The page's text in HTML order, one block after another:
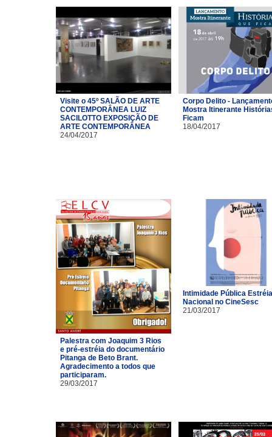
Visite o 45º SALÃO DE ARTE
CONTEMPORÂNEA LUIZ
SACILOTTO EXPOSIÇÃO DE
ARTE CONTEMPORÂNEA
24/04/2017
Corpo Delito -
Mostra Itinerante
Ficam
18/04/2017
Palestra com Joaquim 3 Rios
e pré-estréia do documentário
Pitanga de Beto Brant.
Agradecimento a todos que
participaram.
29/03/2017
Intimidade Pública Estréia
Nacional no CineSesc
21/03/2017